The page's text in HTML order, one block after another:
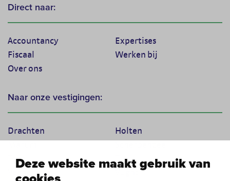
Deze website maakt gebruik van
Direct naar:
Accountancy
Expertises
Fiscaal
Werken bij
Over ons
Naar onze vestigingen:
Drachten
Holten
Texel
Tiel
Veenendaal